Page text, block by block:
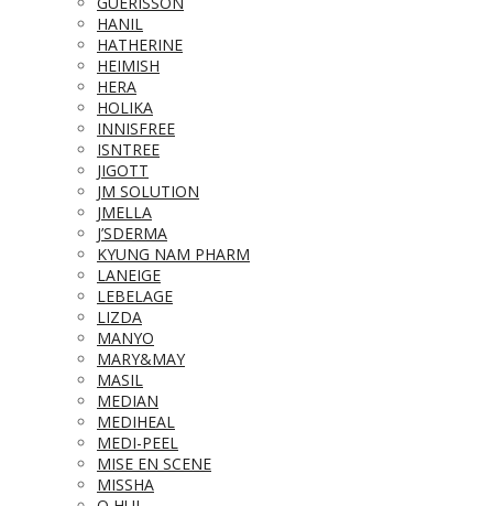
HANIL
HATHERINE
HEIMISH
HERA
HOLIKA
INNISFREE
ISNTREE
JIGOTT
JM SOLUTION
JMELLA
J’SDERMA
KYUNG NAM PHARM
LANEIGE
LEBELAGE
LIZDA
MANYO
MARY&MAY
MASIL
MEDIAN
MEDIHEAL
MEDI-PEEL
MISE EN SCENE
MISSHA